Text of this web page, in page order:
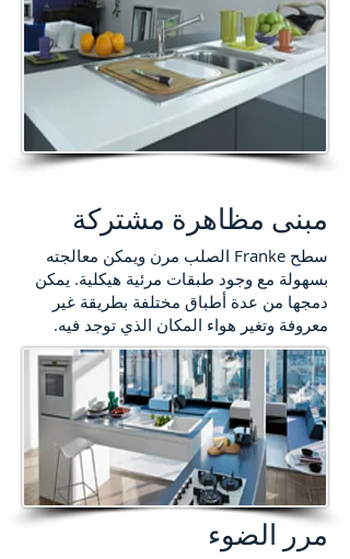
مبنى مظاهرة مشتركة
سطح Franke الصلب مرن ويمكن معالجته
بسهولة مع وجود طبقات مرئية هيكلية. يمكن
دمجها من عدة أطباق مختلفة بطريقة غير
معروفة وتغير هواء المكان الذي توجد فيه.
مرر الضوء